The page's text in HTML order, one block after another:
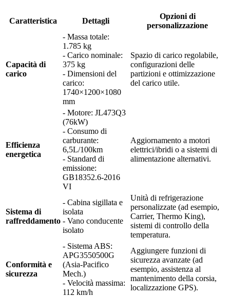
Caratteristica Dettagli
Opzioni di
personalizzazione
Capacità di
carico
- Massa totale:
1.785 kg
- Carico nominale:
375 kg
- Dimensioni del
carico:
1740×1200×1080
mm
Spazio di carico regolabile,
configurazioni delle
partizioni e ottimizzazione
del carico utile.
Efficienza
energetica
- Motore: JL473Q3
(76kW)
- Consumo di
carburante:
6,5L/100km
- Standard di
emissione:
GB18352.6-2016
VI
Aggiornamento a motori
elettrici/ibridi o a sistemi di
alimentazione alternativi.
Sistema di
raffreddamento
- Cabina sigillata e
isolata
- Vano conducente
isolato
Unità di refrigerazione
personalizzate (ad esempio,
Carrier, Thermo King),
sistemi di controllo della
temperatura.
Conformità e
sicurezza
- Sistema ABS:
APG3550500G
(Asia-Pacifico
Mech.)
- Velocità massima:
112 km/h
Aggiungere funzioni di
sicurezza avanzate (ad
esempio, assistenza al
mantenimento della corsia,
localizzazione GPS).